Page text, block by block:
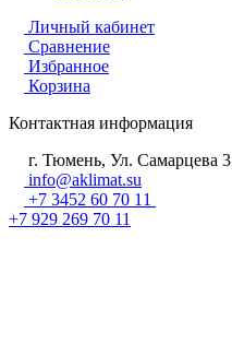
Личный кабинет
Сравнение
Избранное
Корзина
Контактная информация
г. Тюмень, Ул. Самарцева 3
info@aklimat.su
+7 3452 60 70 11
+7 929 269 70 11